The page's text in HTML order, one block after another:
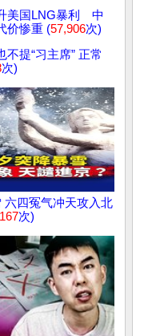
美国LNG暴利 中
价惨重 (57,906次)
不提“习主席” 正常
次)
六四冤气冲天攻入北
次)